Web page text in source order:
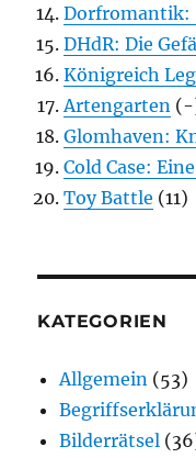
Dorfromantik:
DHdR: Die
Königreich
Artengarten (-
Glomhaven:
Cold Case:
Toy Battle (11)
KATEGORIEN
Allgemein (53)
Bilderrätsel